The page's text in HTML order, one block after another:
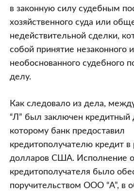
в законную силу судебным
хозяйственного суда или
недействительной сделки,
собой принятие незаконного
необоснованного судебного
делу.
Как следовало из дела,
“Л” был заключен кредитный
которому банк предоставил
кредитополучателю кредит в
долларов США. Исполнение
кредитополучателя было
поручительством ООО “А”, в